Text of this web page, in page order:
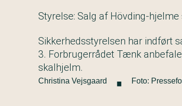
Styrelse: Salg af Hövding-
Sikkerhedsstyrelsen har indført
3. Forbrugerrådet Tænk
skalhjelm.
Christina Vejsgaard · Foto: